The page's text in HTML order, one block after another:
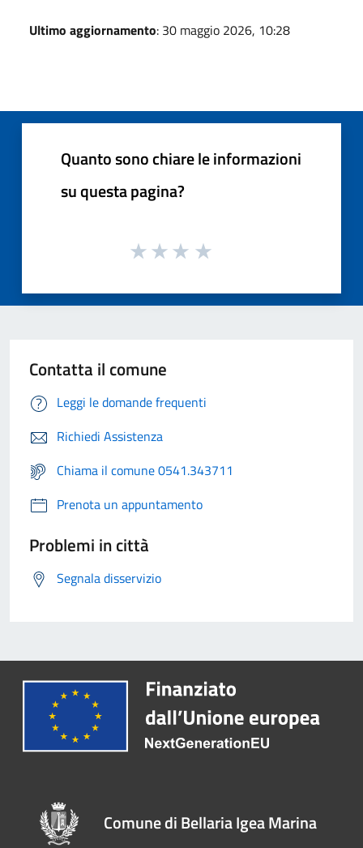
Ultimo aggiornamento: 30 maggio 2026, 10:28
Quanto sono chiare le informazioni
su questa pagina?
Contatta il comune
Leggi le domande frequenti
Richiedi Assistenza
Chiama il comune 0541.343711
Prenota un appuntamento
Problemi in città
Segnala disservizio
Comune di Bellaria Igea Marina